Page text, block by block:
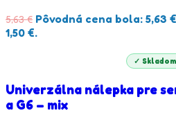
5,63€ Pôvodná cena bola: 5,63
1,50 €.
✓ Skladom
Univerzálna nálepka pre
a G6 – mix